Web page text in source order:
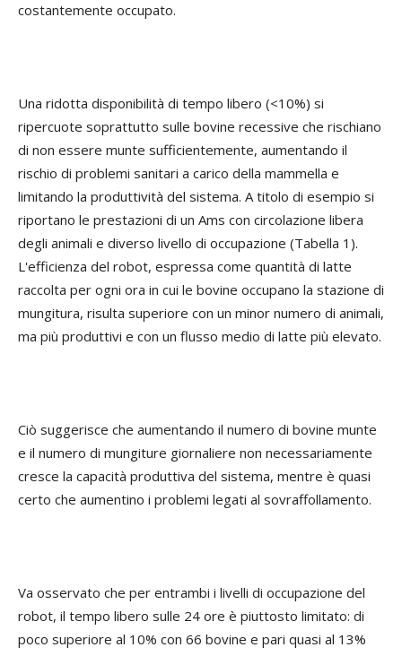
costantemente occupato.
Una ridotta disponibilità di tempo libero (<10%) si
ripercuote soprattutto sulle bovine recessive che rischiano
di non essere munte sufficientemente, aumentando il
rischio di problemi sanitari a carico della mammella e
limitando la produttività del sistema. A titolo di esempio si
riportano le prestazioni di un Ams con circolazione libera
degli animali e diverso livello di occupazione (Tabella 1).
L'efficienza del robot, espressa come quantità di latte
raccolta per ogni ora in cui le bovine occupano la stazione di
mungitura, risulta superiore con un minor numero di animali,
ma più produttivi e con un flusso medio di latte più elevato.
Ciò suggerisce che aumentando il numero di bovine munte
e il numero di mungiture giornaliere non necessariamente
cresce la capacità produttiva del sistema, mentre è quasi
certo che aumentino i problemi legati al sovraffollamento.
Va osservato che per entrambi i livelli di occupazione del
robot, il tempo libero sulle 24 ore è piuttosto limitato: di
poco superiore al 10% con 66 bovine e pari quasi al 13%